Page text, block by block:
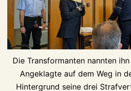
Die Transformanten nannten
Angeklagte auf dem Weg in
Hintergrund seine drei